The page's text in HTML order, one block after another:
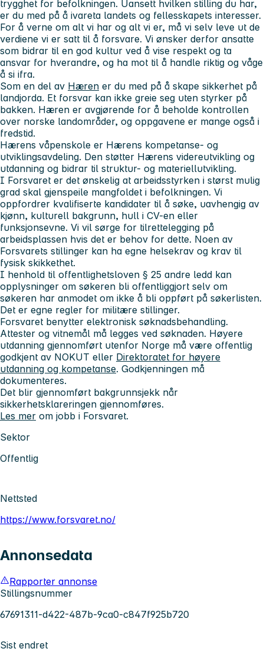
trygghet for befolkningen. Uansett hvilken stilling du har,
er du med på å ivareta landets og fellesskapets interesser.
For å verne om alt vi har og alt vi er, må vi selv leve ut de
verdiene vi er satt til å forsvare. Vi ønsker derfor ansatte
som bidrar til en god kultur ved å vise respekt og ta
ansvar for hverandre, og ha mot til å handle riktig og våge
å si ifra.
Som en del av Hæren er du med på å skape sikkerhet på
landjorda. Et forsvar kan ikke greie seg uten styrker på
bakken. Hæren er avgjørende for å beholde kontrollen
over norske landområder, og oppgavene er mange også i
fredstid.
Hærens våpenskole er Hærens kompetanse- og
utviklingsavdeling. Den støtter Hærens videreutvikling og
utdanning og bidrar til struktur- og materiellutvikling.
I Forsvaret er det ønskelig at arbeidsstyrken i størst mulig
grad skal gjenspeile mangfoldet i befolkningen. Vi
oppfordrer kvalifiserte kandidater til å søke, uavhengig av
kjønn, kulturell bakgrunn, hull i CV-en eller
funksjonsevne. Vi vil sørge for tilrettelegging på
arbeidsplassen hvis det er behov for dette. Noen av
Forsvarets stillinger kan ha egne helsekrav og krav til
fysisk skikkethet.
I henhold til offentlighetsloven § 25 andre ledd kan
opplysninger om søkeren bli offentliggjort selv om
søkeren har anmodet om ikke å bli oppført på søkerlisten.
Det er egne regler for militære stillinger.
Forsvaret benytter elektronisk søknadsbehandling.
Attester og vitnemål må legges ved søknaden. Høyere
utdanning gjennomført utenfor Norge må være offentlig
godkjent av NOKUT eller Direktoratet for høyere
utdanning og kompetanse. Godkjenningen må
dokumenteres.
Det blir gjennomført bakgrunnsjekk når
sikkerhetsklareringen gjennomføres.
Les mer om jobb i Forsvaret.
Sektor
Offentlig
Nettsted
https://www.forsvaret.no/
Annonsedata
Rapporter annonse
Stillingsnummer
67691311-d422-487b-9ca0-c847f925b720
Sist endret